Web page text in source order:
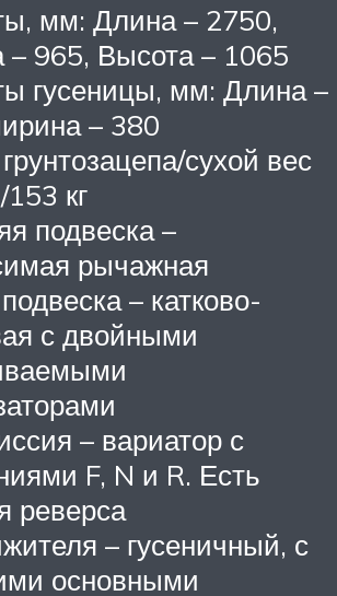
мм: Длина – 2750,
965, Высота – 1065
гусеницы, мм: Длина –
– 380
сухой вес
кг
подвеска –
рычажная
– катково-
с двойными
– вариатор с
F, N и R. Есть
реверса
– гусеничный, с
основными